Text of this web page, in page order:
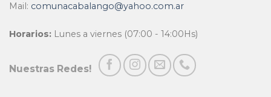
Mail: comunacabalango@yahoo.com.ar
Horarios: Lunes a viernes (07:00 - 14:00Hs)
Nuestras Redes!